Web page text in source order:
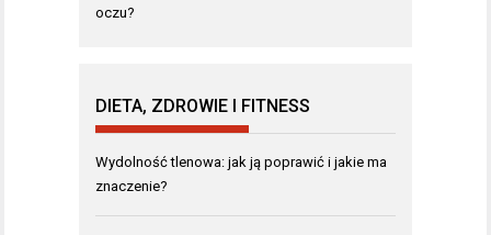
oczu?
DIETA, ZDROWIE I FITNESS
Wydolność tlenowa: jak ją poprawić i jakie ma
znaczenie?